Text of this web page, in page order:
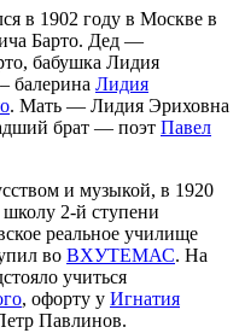
в 1902 году в Москве в
Барто. Дед —
бабушка Лидия
балерина Лидия
. Мать — Лидия Эриховна
брат — поэт Павел
и музыкой, в 1920
2-й ступени
реальное училище
во ВХУТЕМАС. На
учиться
, офорту у Игнатия
Павлинов.